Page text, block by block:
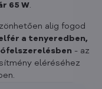
65 W.
alig fogod
a tenyeredben,
- az
eléréséhez